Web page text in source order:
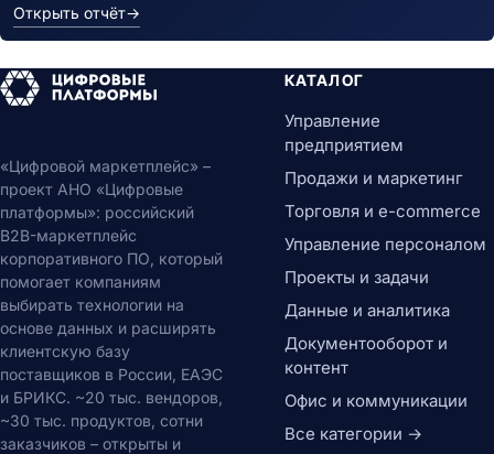
Открыть отчёт→
«Цифровой маркетплейс» –
проект АНО «Цифровые
платформы»: российский
B2B-маркетплейс
корпоративного ПО, который
помогает компаниям
выбирать технологии на
основе данных и расширять
клиентскую базу
поставщиков в России, ЕАЭС
и БРИКС. ~20 тыс. вендоров,
~30 тыс. продуктов, сотни
заказчиков – открыты и
КАТАЛОГ
Управление
предприятием
Продажи и маркетинг
Торговля и e-commerce
Управление персоналом
Проекты и задачи
Данные и аналитика
Документооборот и
контент
Офис и коммуникации
Все категории →